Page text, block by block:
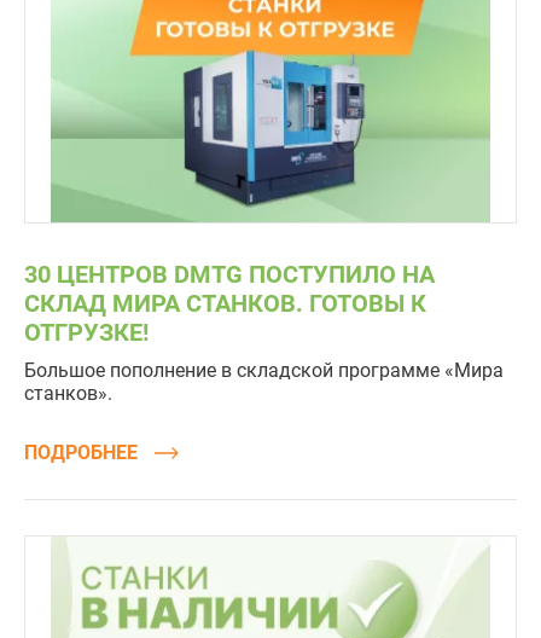
30 ЦЕНТРОВ DMTG ПОСТУПИЛО НА
СКЛАД МИРА СТАНКОВ. ГОТОВЫ К
ОТГРУЗКЕ!
Большое пополнение в складской программе «Мира
станков».
ПОДРОБНЕЕ